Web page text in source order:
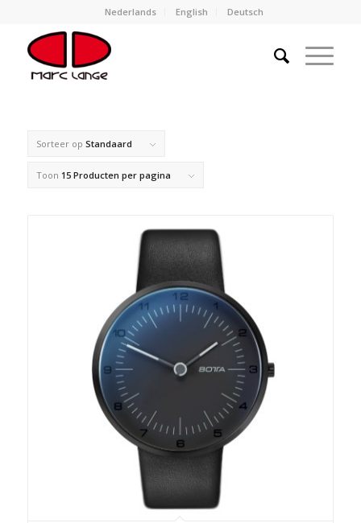
Nederlands English Deutsch
Sorteer op Standaard
Toon 15 Producten per pagina